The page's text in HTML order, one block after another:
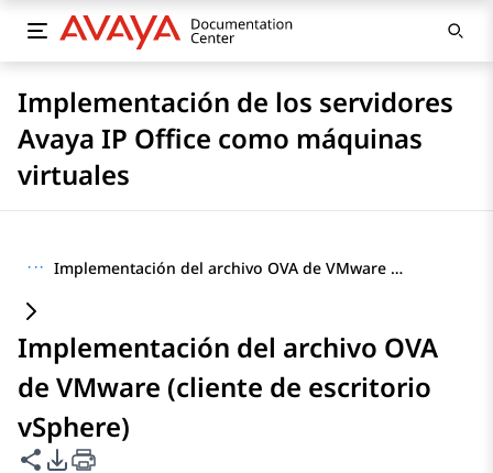
Implementación de los servidores
Avaya IP Office como máquinas
virtuales
··· Implementación del archivo OVA de VMware (cliente de escritorio vSphere)
Implementación del archivo OVA
de VMware (cliente de escritorio
vSphere)
Compartir esta página
Opciones de exportación de PDF